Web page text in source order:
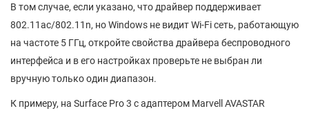
В том случае, если указано, что драйвер поддерживает
802.11ac/802.11n, но Windows не видит Wi-Fi сеть, работающую
на частоте 5 ГГц, откройте свойства драйвера беспроводного
интерфейса и в его настройках проверьте не выбран ли
вручную только один диапазон.
К примеру, на Surface Pro 3 с адаптером Marvell AVASTAR